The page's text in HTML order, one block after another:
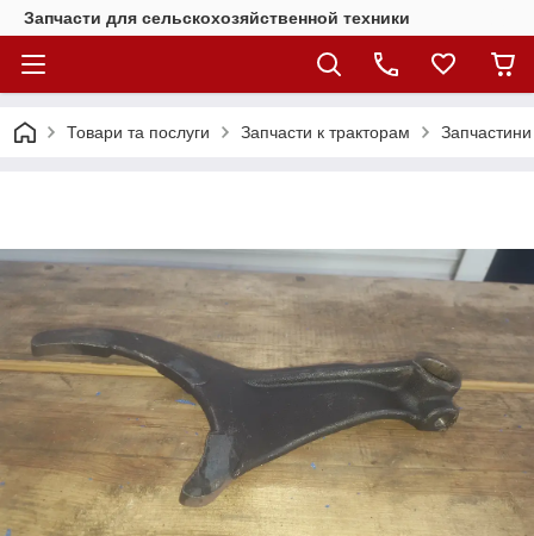
Запчасти для сельскохозяйственной техники
Товари та послуги Запчасти к тракторам